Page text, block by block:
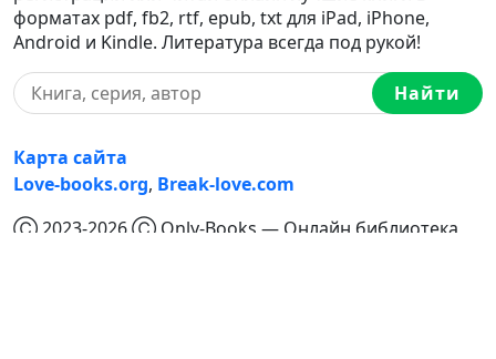
форматах pdf, fb2, rtf, epub, txt для iPad, iPhone,
Android и Kindle. Литература всегда под рукой!
Найти
Карта сайта
Love-books.org, Break-love.com
Ⓒ 2023-2026 Ⓒ Only-Books — Онлайн библиотека